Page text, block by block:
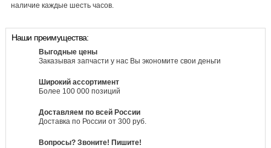
наличие каждые шесть часов.
Наши преимущества:
Выгодные цены
Заказывая запчасти у нас Вы экономите свои деньги
Широкий ассортимент
Более 100 000 позиций
Доставляем по всей России
Доставка по России от 300 руб.
Вопросы? Звоните! Пишите!